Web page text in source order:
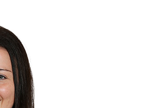
Mediation
Beschwerden (Volksschulen)
Strassenverkehrsamt
Spitäler
Schlichtungsstelle SEG
Fremdenfeindlichkeit,
Schutz vor Diskriminierung
(fabia)
vor Diskriminierung
und Strafverfahren
Gerichtsverfahren,
Strafregisterauszug,